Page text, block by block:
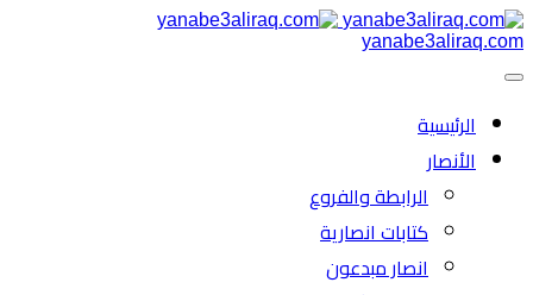
yanabe3aliraq.com
الرئیسية
الأنصار
الرابطة والفروع
كتابات انصارية
انصار مبدعون